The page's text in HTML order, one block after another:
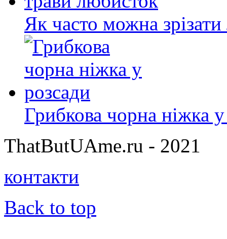
Як часто можна
Грибкова чорна ніжка
ThatButUAme.ru - 2021
контакти
Back to top